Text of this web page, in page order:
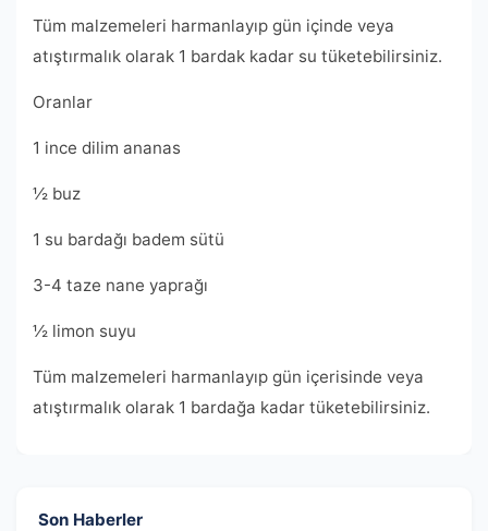
Tüm malzemeleri harmanlayıp gün içinde veya
atıştırmalık olarak 1 bardak kadar su tüketebilirsiniz.
Oranlar
1 ince dilim ananas
½ buz
1 su bardağı badem sütü
3-4 taze nane yaprağı
½ limon suyu
Tüm malzemeleri harmanlayıp gün içerisinde veya
atıştırmalık olarak 1 bardağa kadar tüketebilirsiniz.
Son Haberler